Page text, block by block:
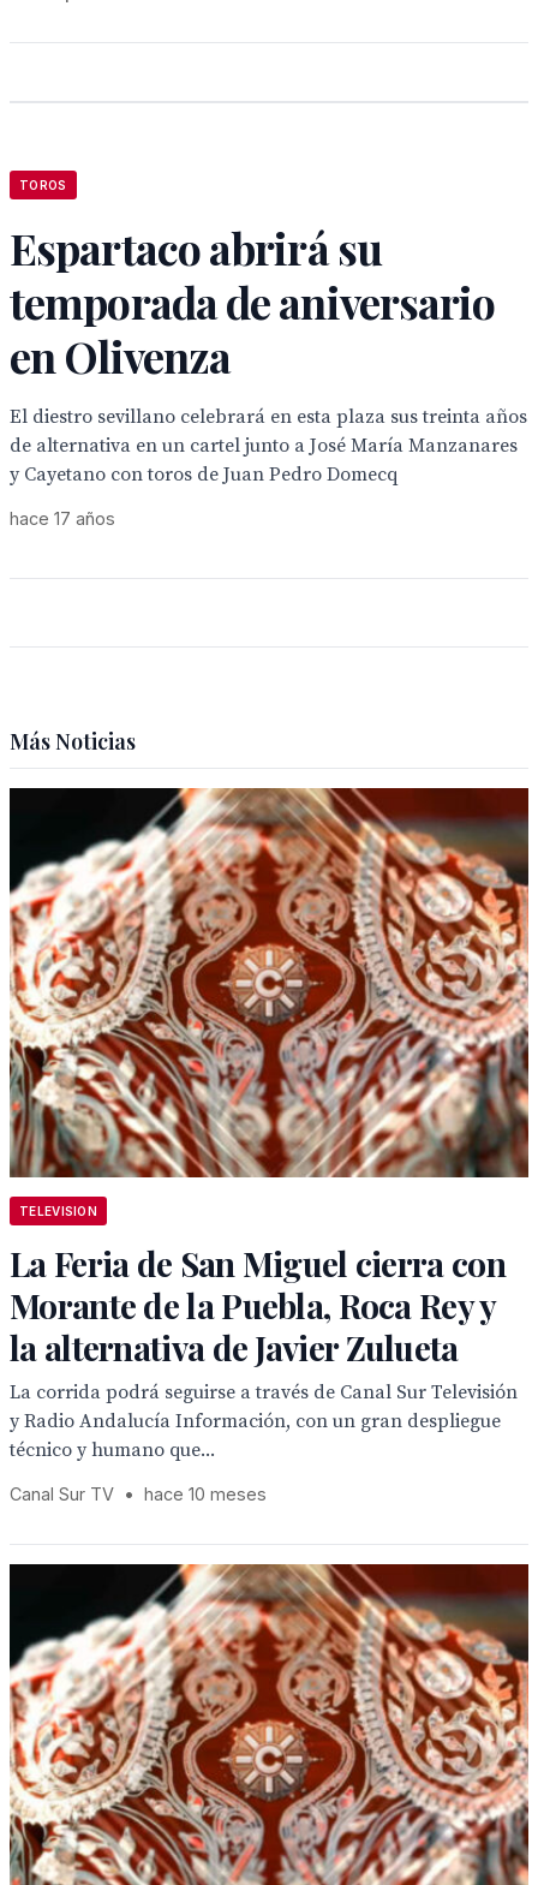
TOROS
Espartaco abrirá su
temporada de aniversario
en Olivenza
El diestro sevillano celebrará en esta plaza sus treinta años
de alternativa en un cartel junto a José María Manzanares
y Cayetano con toros de Juan Pedro Domecq
hace 17 años
Más Noticias
TELEVISION
La Feria de San Miguel cierra con
Morante de la Puebla, Roca Rey y
la alternativa de Javier Zulueta
La corrida podrá seguirse a través de Canal Sur Televisión
y Radio Andalucía Información, con un gran despliegue
técnico y humano que...
Canal Sur TV • hace 10 meses